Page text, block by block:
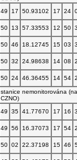
49 17 50.93102 17 24
50 13 57.33553 12 50
50 46 18.12745 15 03
50 32 24.98638 14 08
50 24 46.36455 14 54
stanice nemonitorována
CZNO)
49 35 41.77670 17 16
49 56 16.37073 17 54
50 02 22.37198 15 46